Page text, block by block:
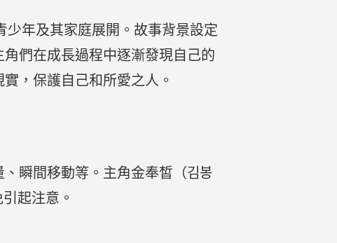
少年及其家庭展開。故事背景設定
們在成長過程中逐漸發現自己的
，保護自己和所愛之人。
瞬間移動等。主角金奉皙（김봉
起注意。